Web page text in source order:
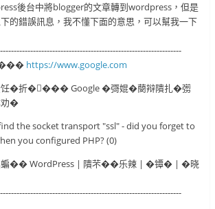
後台中將blogger的文章轉到wordpress，但是
的錯誤訊息，我不懂下面的意思，可以幫我一下
https://www.google.com
饪�折���� Google �彁婫�蔅辩隤扎�彅
�
the socket transport "ssl" - did you forget to
you configured PHP? (0)
�� WordPress | 隤芣��乐辣 | �镡� | �晓